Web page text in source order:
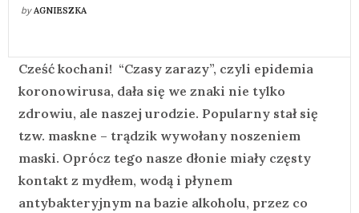
by AGNIESZKA
Cześć kochani! “Czasy zarazy”, czyli epidemia
koronowirusa, dała się we znaki nie tylko
zdrowiu, ale naszej urodzie. Popularny stał się
tzw. maskne – trądzik wywołany noszeniem
maski. Oprócz tego nasze dłonie miały częsty
kontakt z mydłem, wodą i płynem
antybakteryjnym na bazie alkoholu, przez co